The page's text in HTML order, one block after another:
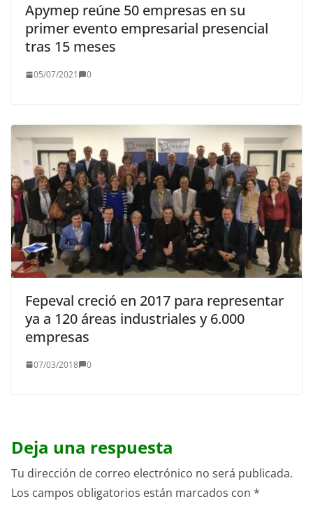
Apymep reúne 50 empresas en su
primer evento empresarial presencial
tras 15 meses
05/07/2021 0
Fepeval creció en 2017 para representar
ya a 120 áreas industriales y 6.000
empresas
07/03/2018 0
Deja una respuesta
Tu dirección de correo electrónico no será publicada.
Los campos obligatorios están marcados con *